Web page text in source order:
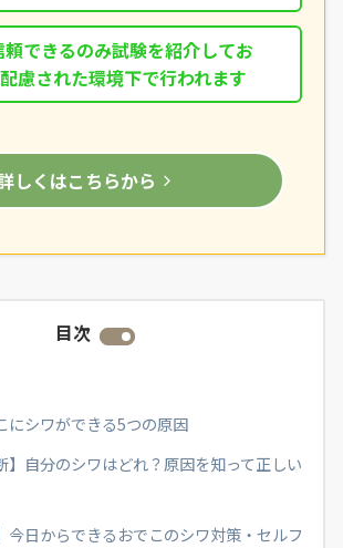
できるのみ試験を紹介してお
慮された環境下で行われます
しくはこちらから
目次
にシワができる5つの原因
】自分のシワはどれ？原因を知って正しい
今日からできるおでこのシワ対策・セルフ